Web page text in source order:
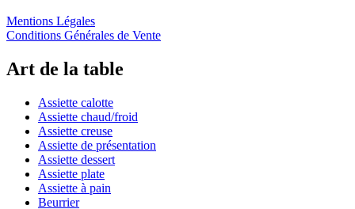
Mentions Légales
Conditions Générales de Vente
Art de la table
Assiette calotte
Assiette chaud/froid
Assiette creuse
Assiette de présentation
Assiette dessert
Assiette plate
Assiette à pain
Beurrier